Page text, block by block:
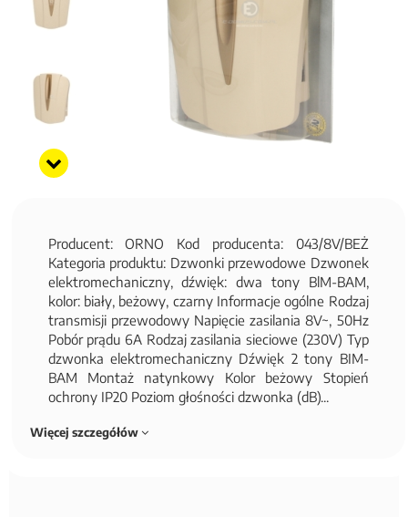
Producent: ORNO Kod producenta: 043/8V/BEŻ
Kategoria produktu: Dzwonki przewodowe Dzwonek
elektromechaniczny, dźwięk: dwa tony BlM-BAM,
kolor: biały, beżowy, czarny Informacje ogólne Rodzaj
transmisji przewodowy Napięcie zasilania 8V~, 50Hz
Pobór prądu 6A Rodzaj zasilania sieciowe (230V) Typ
dzwonka elektromechaniczny Dźwięk 2 tony BIM-
BAM Montaż natynkowy Kolor beżowy Stopień
ochrony IP20 Poziom głośności dzwonka (dB)...
Więcej szczegółów